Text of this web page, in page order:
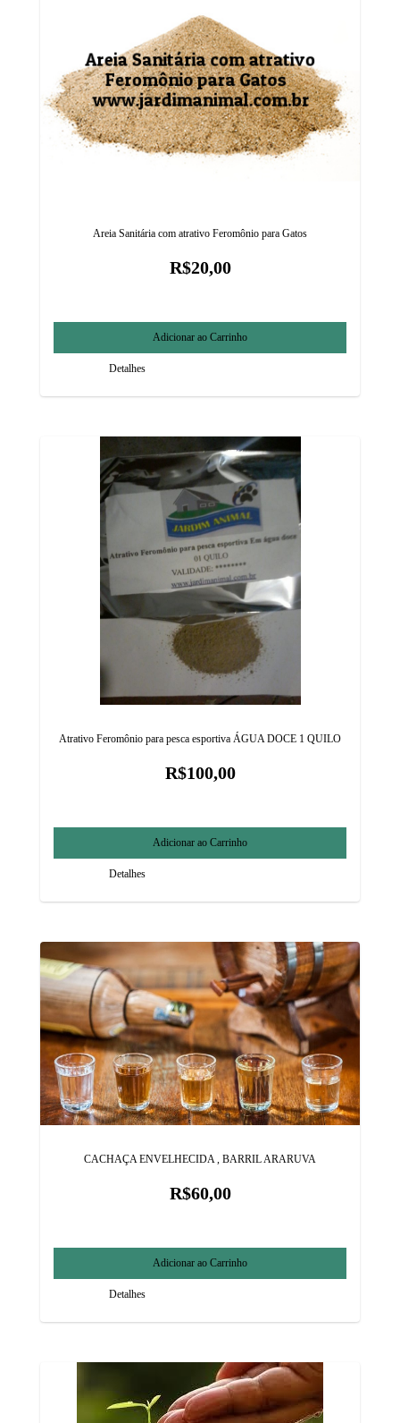
Areia Sanitária com atrativo Feromônio para Gatos
R$20,00
Detalhes
Atrativo Feromônio para pesca esportiva ÁGUA DOCE 1 QUILO
R$100,00
Detalhes
CACHAÇA ENVELHECIDA , BARRIL ARARUVA
R$60,00
Detalhes